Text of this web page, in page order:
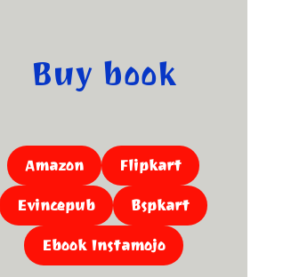
Buy book
Amazon
Flipkart
Evincepub
Bspkart
Ebook Instamojo